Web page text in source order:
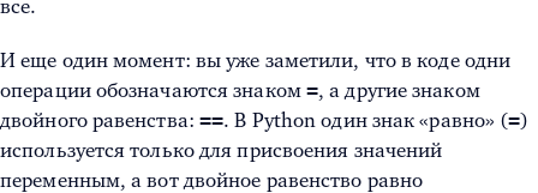
все.
И еще один момент: вы уже заметили, что в коде одни
операции обозначаются знаком =, а другие знаком
двойного равенства:==. В Python один знак «равно» (=)
используется только для присвоения значений
переменным, а вот двойное равенство равно